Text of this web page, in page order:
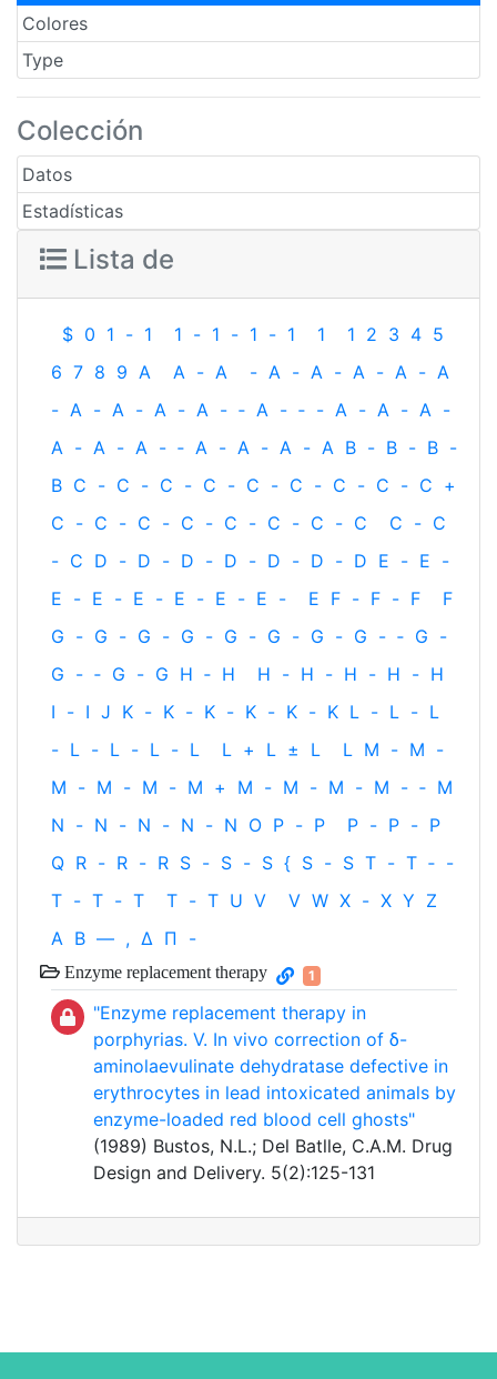
Colores
Type
Colección
Datos
Estadísticas
Lista de
$ 0 1 - 1 1 - 1 - 1 - 1 1 1 2 3 4 5
6 7 8 9 A A - A - A - A - A - A - A
- A - A - A - A - ‐ A - ‐ - A - A - A -
A - A - A - ‐ A - A - A - A B - B - B -
B C - C - C - C - C - C - C - C - C +
C - C - C - C - C - C - C - C C - C
- C D - D - D - D - D - D - D E - E -
E - E - E - E - E - E - E F - F - F
F
G - G - G - G - G - G - G - G - ‐ G -
G - ‐ G - G H ‐ H H - H - H - H - H
I - I J K - K - K - K - K - K L - L - L
- L - L - L - L L + L ± L L M - M -
M - M - M - M + M - M - M - M - ‐ M
N - N - N - N - N O P - P P - P - P
Q R - R - R S - S - S { S - S T - T ‐ -
T - T - T T - T U V V W X - X Y Z
Α Β — , Δ Π -
Enzyme replacement therapy 1
"Enzyme replacement therapy in
porphyrias. V. In vivo correction of δ-
aminolaevulinate dehydratase defective in
erythrocytes in lead intoxicated animals by
enzyme-loaded red blood cell ghosts"
(1989) Bustos, N.L.; Del Batlle, C.A.M. Drug
Design and Delivery. 5(2):125-131